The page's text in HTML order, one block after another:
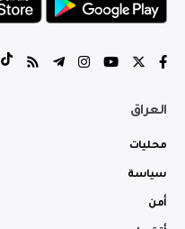
العراق
محليات
سياسة
أمن